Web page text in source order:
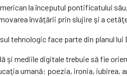
la începutul pontificatului
învăţării prin slujire şi a
tehnologic face parte din planul lui
şi mediile digitale trebuie să fie
umană: poezia, ironia, iubirea,